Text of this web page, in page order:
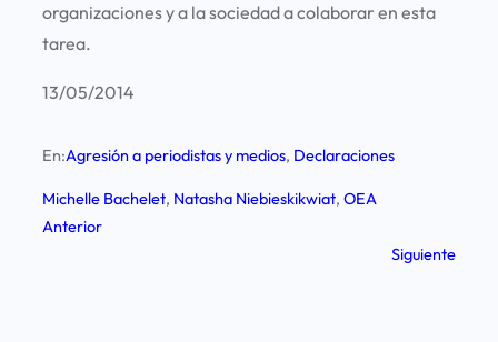
organizaciones y a la sociedad a colaborar en esta
tarea.
13/05/2014
En:Agresión a periodistas y medios, Declaraciones
Michelle Bachelet, Natasha Niebieskikwiat, OEA
Anterior
Siguiente